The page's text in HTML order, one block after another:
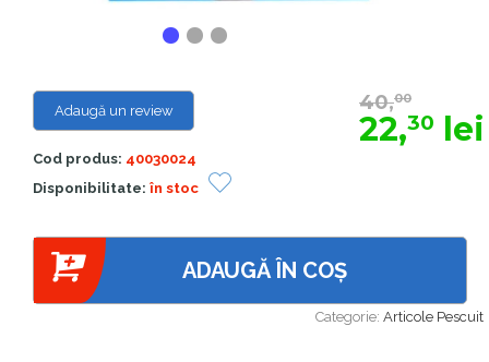
Categorie: Articole Pescuit
Adaugă un review
Cod produs: 40030024
Disponibilitate: în stoc
40,00
22,30 lei
ADAUGĂ ÎN COȘ